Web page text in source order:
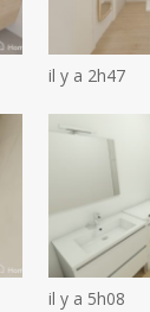
il y a 2h47
il y a 5h08